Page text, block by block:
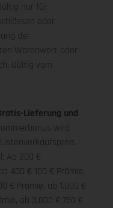
nur für
oder
der
Warenwert oder
Gültig vom
Lieferung und
wird
Ab 200 €
400 € 100 € Prämie,
€ Prämie, ab 1.000 €
ab 3.000 € 750 €